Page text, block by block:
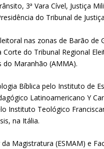
3ª Vara Cível, Justiça
do Tribunal de
nas zonas de Barão
do Tribunal Regional
Maranhão (AMMA).
Bíblica pelo Instituto de
Latinoamericano Y
Instituto Teológico
na Itália.
Magistratura (ESMAM) e